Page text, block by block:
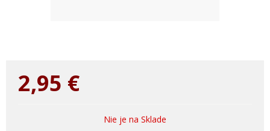
2,95 €
Nie je na Sklade